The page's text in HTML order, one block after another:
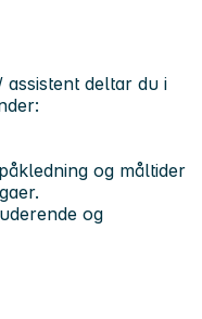
deltar du i
og måltider
og